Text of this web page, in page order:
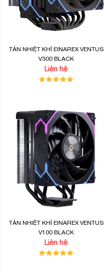
TẢN NHIỆT KHÍ EINAREX VENTUS
V300 BLACK
Liên hệ
TẢN NHIỆT KHÍ EINAREX VENTUS
V100 BLACK
Liên hệ